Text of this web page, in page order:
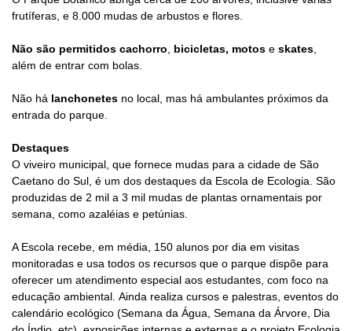
frutíferas, e 8.000 mudas de arbustos e flores.
Não são permitidos cachorro bicicletas, motos e skates
além de entrar com bolas.
Não há lanchonetes no local, mas há ambulantes próximos da
entrada do parque.
Destaques
O viveiro municipal, que fornece mudas para a cidade de São
Caetano do Sul, é um dos destaques da Escola de Ecologia. São
produzidas de 2 mil a 3 mil mudas de plantas ornamentais por
semana, como azaléias e petúnias.
A Escola recebe, em média, 150 alunos por dia em visitas
monitoradas e usa todos os recursos que o parque dispõe para
oferecer um atendimento especial aos estudantes, com foco na
educação ambiental. Ainda realiza cursos e palestras, eventos do
calendário ecológico (Semana da Água, Semana da Árvore, Dia